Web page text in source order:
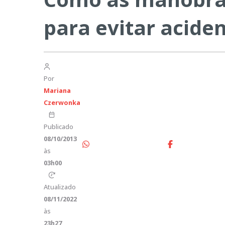
para evitar
Por
Mariana
Czerwonka
Publicado
08/10/2013
às
03h00
Atualizado
08/11/2022
às
23h27